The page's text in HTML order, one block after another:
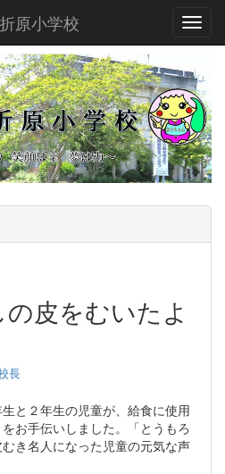
原小学校
皮をむいたよ
長
と２年生の児童が、給食に使用
お手伝いしました。「とうもろ
き名人になった児童の元気な声